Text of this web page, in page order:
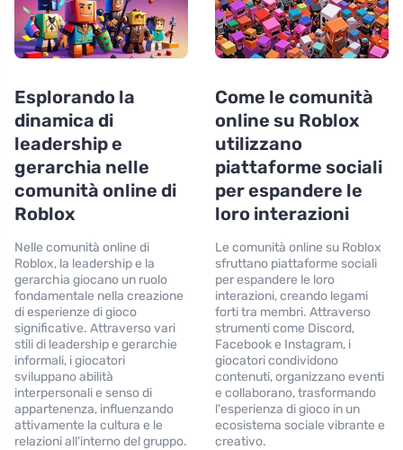
Esplorando la
dinamica di
leadership e
gerarchia nelle
comunità online di
Roblox
Nelle comunità online di
Roblox, la leadership e la
gerarchia giocano un ruolo
fondamentale nella creazione
di esperienze di gioco
significative. Attraverso vari
stili di leadership e gerarchie
informali, i giocatori
sviluppano abilità
interpersonali e senso di
appartenenza, influenzando
attivamente la cultura e le
relazioni all'interno del gruppo.
Come le comunità
online su Roblox
utilizzano
piattaforme sociali
per espandere le
loro interazioni
Le comunità online su Roblox
sfruttano piattaforme sociali
per espandere le loro
interazioni, creando legami
forti tra membri. Attraverso
strumenti come Discord,
Facebook e Instagram, i
giocatori condividono
contenuti, organizzano eventi
e collaborano, trasformando
l'esperienza di gioco in un
ecosistema sociale vibrante e
creativo.